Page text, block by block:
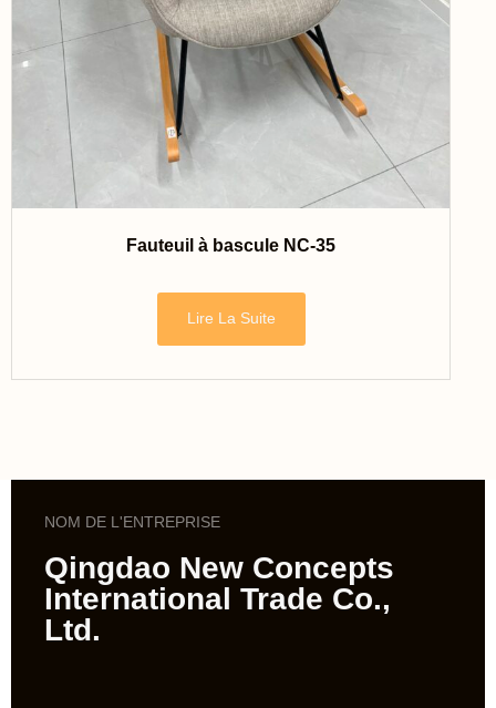
Fauteuil à bascule NC-35
Lire La Suite
NOM DE L'ENTREPRISE
Qingdao New Concepts
International Trade Co.,
Ltd.